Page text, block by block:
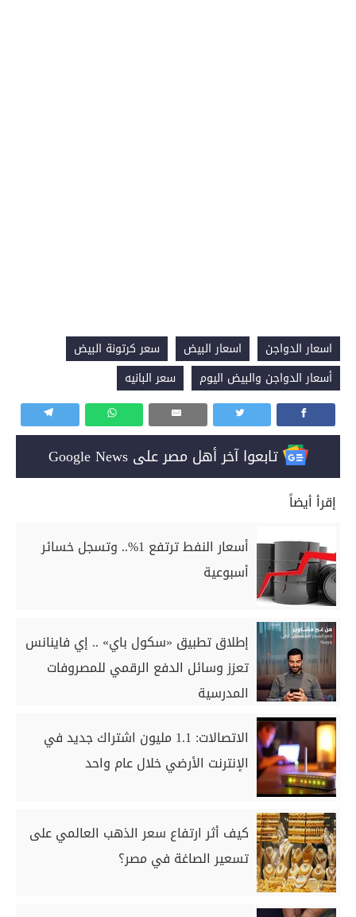
اسعار الدواجن اسعار البيض
سعر كرتونة البيض
أسعار الدواجن والبيض اليوم
سعر البانيه
تابعوا آخر أهل مصر على Google News
إقرأ أيضاً
أسعار النفط ترتفع 1%.. وتسجل خسائر
أسبوعية
إطلاق تطبيق «سكول باي» .. إي فاينانس
تعزز وسائل الدفع الرقمي للمصروفات
المدرسية
الاتصالات: 1.1 مليون اشتراك جديد في
الإنترنت الأرضي خلال عام واحد
كيف أثر ارتفاع سعر الذهب العالمي على
تسعير الصاغة في مصر؟